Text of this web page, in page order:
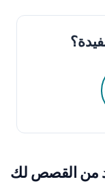
من القصص لك